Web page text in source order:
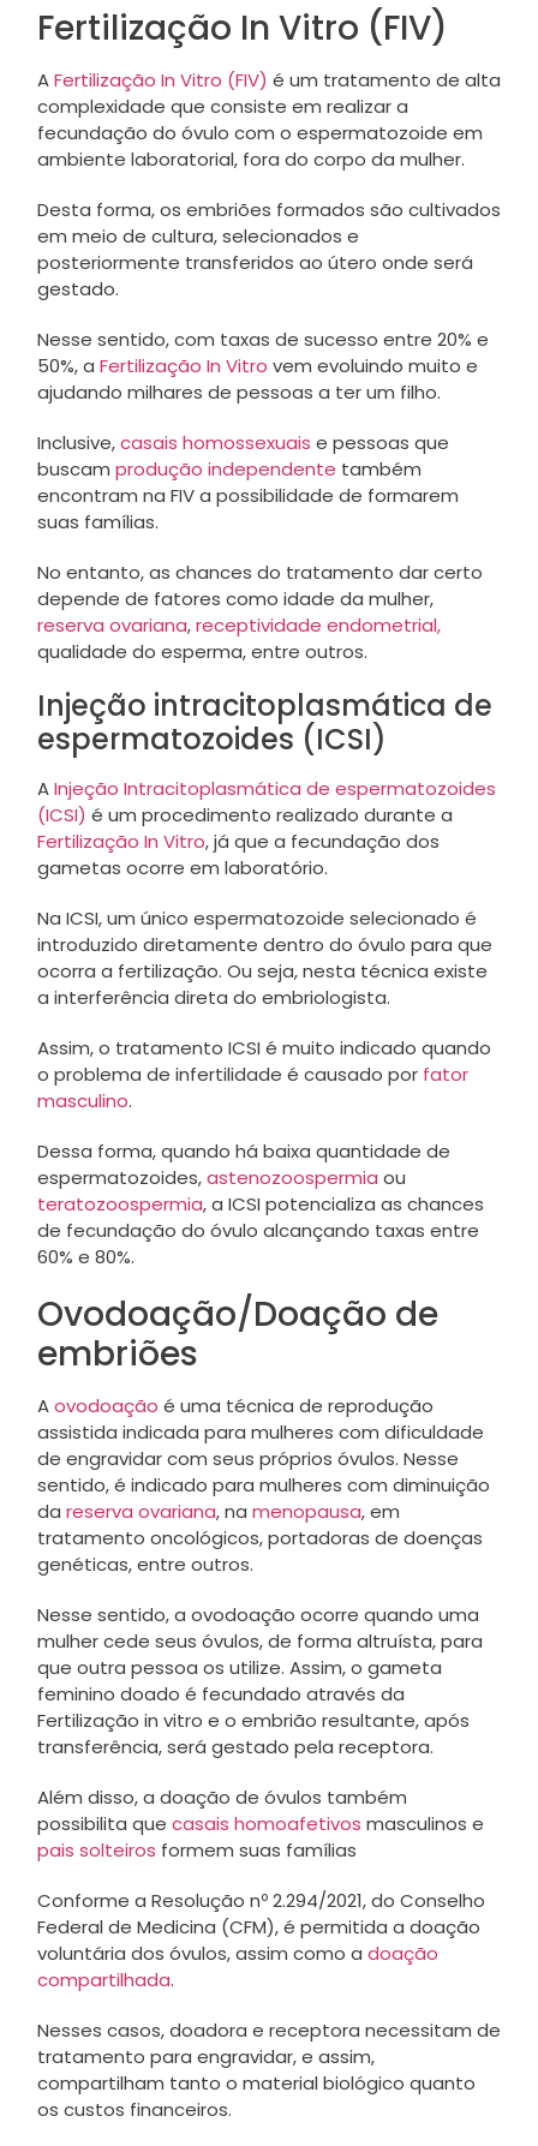
Fertilização In Vitro (FIV)
AFertilização In Vitro (FIV) é um tratamento de alta
complexidade que consiste em realizar a
fecundação do óvulo com o espermatozoide em
ambiente laboratorial, fora do corpo da mulher.
Desta forma, os embriões formados são cultivados
em meio de cultura, selecionados e
posteriormente transferidos ao útero onde será
gestado.
Nesse sentido, com taxas de sucesso entre 20% e
50%, a Fertilização In Vitro vem evoluindo muito e
ajudando milhares de pessoas a ter um filho.
Inclusive,casais homossexuais e pessoas que
buscam produção independente também
encontram na FIV a possibilidade de formarem
suas famílias.
No entanto, as chances do tratamento dar certo
depende de fatores como idade da mulher,
reserva ovariana,receptividade endometrial,
qualidade do esperma, entre outros.
Injeção intracitoplasmática de
espermatozoides (ICSI)
AInjeção Intracitoplasmática de espermatozoides
(ICSI) é um procedimento realizado durante a
Fertilização In Vitro, já que a fecundação dos
gametas ocorre em laboratório.
Na ICSI, um único espermatozoide selecionado é
introduzido diretamente dentro do óvulo para que
ocorra a fertilização. Ou seja, nesta técnica existe
a interferência direta do embriologista.
Assim, o tratamento ICSI é muito indicado quando
o problema de infertilidade é causado por fator
masculino.
Dessa forma, quando há baixa quantidade de
espermatozoides,astenozoospermia ou
teratozoospermia, a ICSI potencializa as chances
de fecundação do óvulo alcançando taxas entre
60% e 80%.
Ovodoação/Doação de
embriões
Aovodoação é uma técnica de reprodução
assistida indicada para mulheres com dificuldade
de engravidar com seus próprios óvulos. Nesse
sentido, é indicado para mulheres com diminuição
da reserva ovariana, na menopausa, em
tratamento oncológicos, portadoras de doenças
genéticas, entre outros.
Nesse sentido, a ovodoação ocorre quando uma
mulher cede seus óvulos, de forma altruísta, para
que outra pessoa os utilize. Assim, o gameta
feminino doado é fecundado através da
Fertilização in vitro e o embrião resultante, após
transferência, será gestado pela receptora.
Além disso, a doação de óvulos também
possibilita que casais homoafetivos masculinos e
pais solteiros formem suas famílias
Conforme a Resolução nº 2.294/2021, do Conselho
Federal de Medicina (CFM), é permitida a doação
voluntária dos óvulos, assim como a doação
compartilhada.
Nesses casos, doadora e receptora necessitam de
tratamento para engravidar, e assim,
compartilham tanto o material biológico quanto
os custos financeiros.